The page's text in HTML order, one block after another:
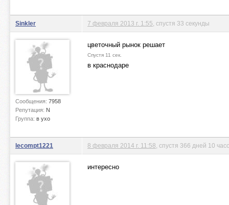
Sinkler
Сообщения: 7958
Репутация: N
Группа: в ухо
7 февраля 2013 г. 1:55 , спустя 33 секунды
цветочный рынок решает
Спустя 11 сек.
в краснодаре
lecompt1221 8 февраля 2014 г. 11:58 , спустя 366 дней 10
интересно